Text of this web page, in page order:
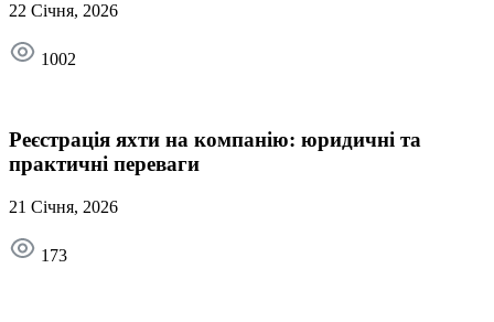
22 Січня, 2026
1002
Реєстрація яхти на компанію: юридичні та
практичні переваги
21 Січня, 2026
173